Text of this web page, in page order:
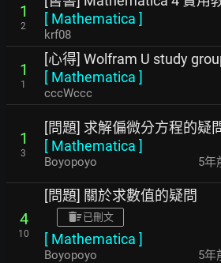
1
2
[ Mathematica ]
krf08
1
1
[心得] Wolfram U study
[ Mathematica ]
cccWccc
1
3
[問題] 求解偏微分方程的疑
[ Mathematica ]
Boyopoyo 5年
4
10
[問題] 關於求數值的疑問
已刪文
[ Mathematica ]
Boyopoyo 5年